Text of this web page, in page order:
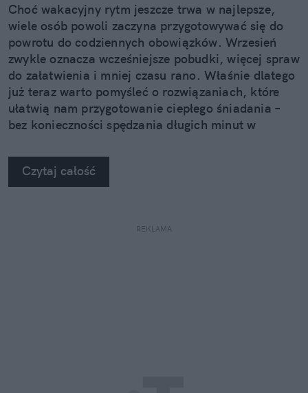
Choć wakacyjny rytm jeszcze trwa w najlepsze,
wiele osób powoli zaczyna przygotowywać się do
powrotu do codziennych obowiązków. Wrzesień
zwykle oznacza wcześniejsze pobudki, więcej spraw
do załatwienia i mniej czasu rano. Właśnie dlatego
już teraz warto pomyśleć o rozwiązaniach, które
ułatwią nam przygotowanie ciepłego śniadania –
bez konieczności spędzania długich minut w
Czytaj całość
REKLAMA